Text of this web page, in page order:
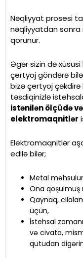
Nəqliyyat prosesi
nəqliyyatdan sonra
qorunur.
Əgər sizin də
çertyoj göndərə
bizə çertyoj çəkdirə
təsdiqinizlə
istənilən ölçüdə
elektromaqnitlər
Elektromaqnitlər
edilə bilər;
Metal
Ona qoşulmuş
Qaynaq,
üçün,
İstehsal
və civata,
qutudan